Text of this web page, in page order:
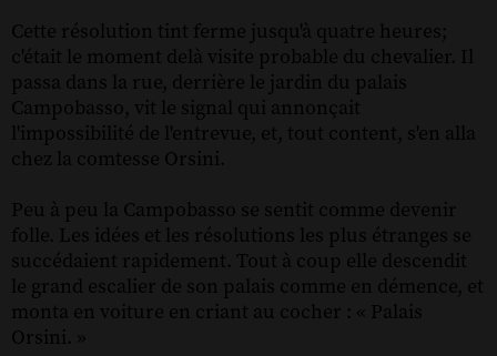
Cette résolution tint ferme jusqu'à quatre heures;
c'était le moment delà visite probable du chevalier. Il
passa dans la rue, derrière le jardin du palais
Campobasso, vit le signal qui annonçait
l'impossibilité de l'entrevue, et, tout content, s'en alla
chez la comtesse Orsini.
Peu à peu la Campobasso se sentit comme devenir
folle. Les idées et les résolutions les plus étranges se
succédaient rapidement. Tout à coup elle descendit
le grand escalier de son palais comme en démence, et
monta en voiture en criant au cocher : « Palais
Orsini. »